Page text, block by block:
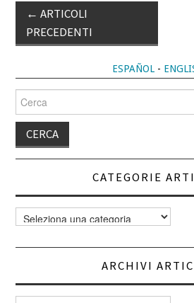
Post
navigation
← ARTICOLI
PRECEDENTI
ESPAÑOL-
per:
CATEGORIE
Categorie
articoli
ARCHIVI